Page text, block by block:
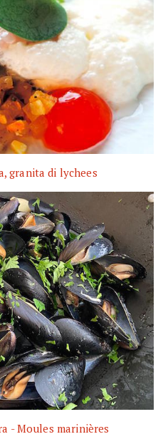
granita di lychees
- Moules marinières